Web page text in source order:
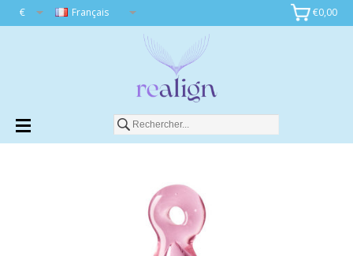
€0,00
Français
€ Ajouter au panier